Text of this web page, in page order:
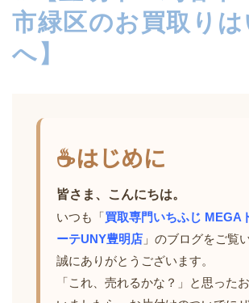
市緑区のお買取りは
へ】
☕はじめに
皆さま、こんにちは。
いつも「買取専門いちふじ MEGA
ーテUNY豊明店 」のブログをご覧
誠にありがとうございます。
「これ、売れるかな？」と思った